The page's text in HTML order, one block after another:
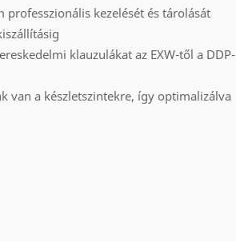
kezelését és tárolását
klauzulákat az EXW-től a DDP-
van a készletszintekre, így optimalizálva